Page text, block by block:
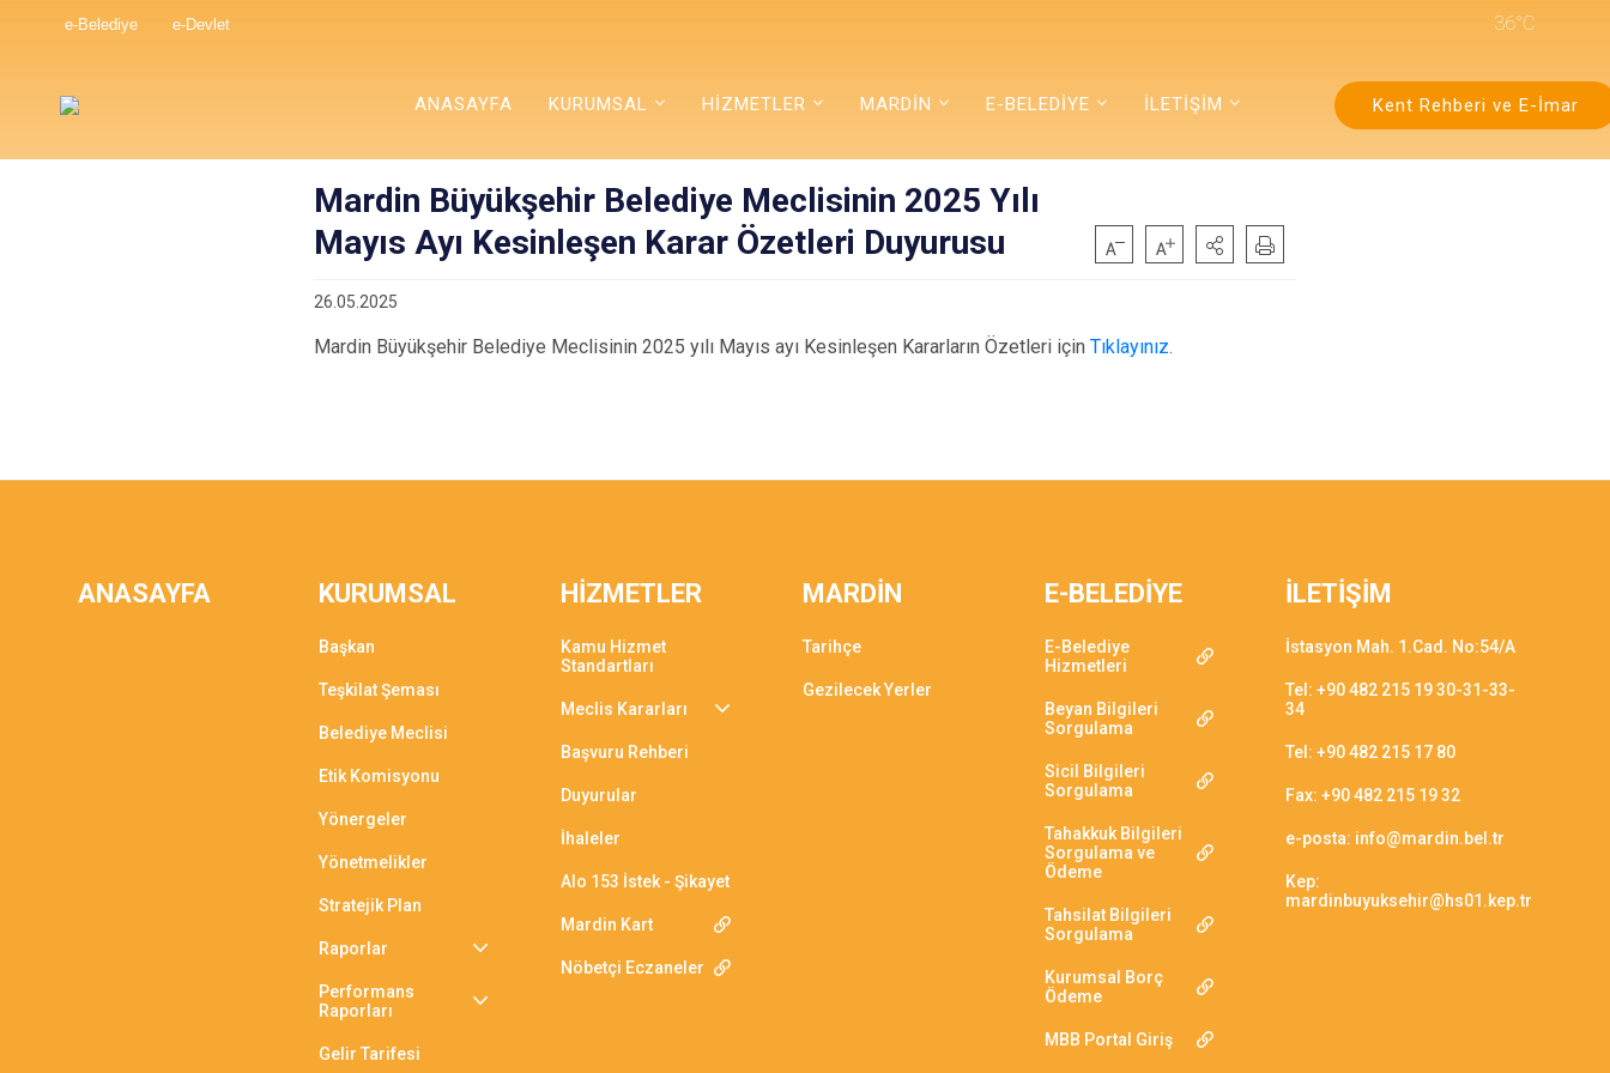
e-Belediye e-Devlet 36°C
ANASAYFA KURUMSAL HİZMETLER MARDİN E-BELEDİYE İLETİŞİM Kent Rehberi ve E-İmar
Mardin Büyükşehir Belediye Meclisinin 2025 Yılı
Mayıs Ayı Kesinleşen Karar Özetleri Duyurusu
26.05.2025
Mardin Büyükşehir Belediye Meclisinin 2025 yılı Mayıs ayı Kesinleşen Kararların Özetleri için Tıklayınız.
ANASAYFA KURUMSAL
Başkan
Teşkilat Şeması
Belediye Meclisi
Etik Komisyonu
Yönergeler
Yönetmelikler
Stratejik Plan
Raporlar
Performans
Raporları
Gelir Tarifesi
HİZMETLER
Kamu Hizmet
Standartları
Meclis Kararları
Başvuru Rehberi
Duyurular
İhaleler
Alo 153 İstek - Şikayet
Mardin Kart
Nöbetçi Eczaneler
MARDİN
Tarihçe
Gezilecek Yerler
E-BELEDİYE
E-Belediye
Hizmetleri
Beyan Bilgileri
Sorgulama
Sicil Bilgileri
Sorgulama
Tahakkuk Bilgileri
Sorgulama ve
Ödeme
Tahsilat Bilgileri
Sorgulama
Kurumsal Borç
Ödeme
MBB Portal Giriş
İLETİŞİM
İstasyon Mah. 1.Cad. No:54/A
Tel: +90 482 215 19 30-31-33-
34
Tel: +90 482 215 17 80
Fax: +90 482 215 19 32
e-posta: info@mardin.bel.tr
Kep:
mardinbuyuksehir@hs01.kep.tr